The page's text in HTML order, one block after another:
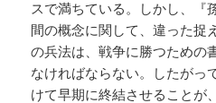
スで満ちている。しかし、『
間の概念に関して、違った捉
の兵法は、戦争に勝つための
なければならない。したがっ
けて早期に終結させることが